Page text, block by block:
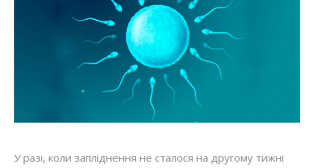
У разі, коли запліднення не сталося на другому тижні